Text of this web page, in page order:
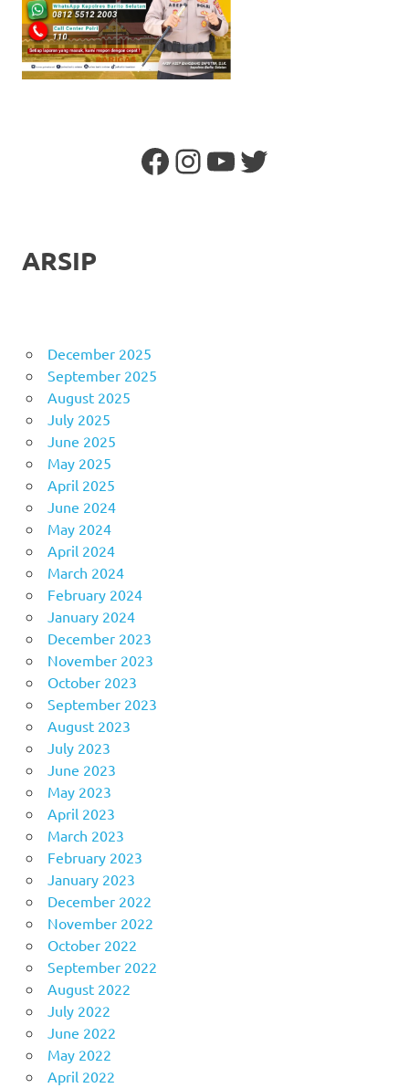
Facebook
Instagram
YouTube
Twitter
ARSIP
December 2025
September 2025
August 2025
July 2025
June 2025
May 2025
April 2025
June 2024
May 2024
April 2024
March 2024
February 2024
January 2024
December 2023
November 2023
October 2023
September 2023
August 2023
July 2023
June 2023
May 2023
April 2023
March 2023
February 2023
January 2023
December 2022
November 2022
October 2022
September 2022
August 2022
July 2022
June 2022
May 2022
April 2022